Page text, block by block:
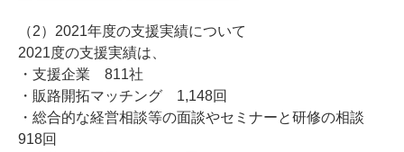
（2）2021年度の支援実績について
2021度の支援実績は、
・支援企業 811社
・販路開拓マッチング 1,148回
・総合的な経営相談等の面談やセミナーと研修の相談
918回